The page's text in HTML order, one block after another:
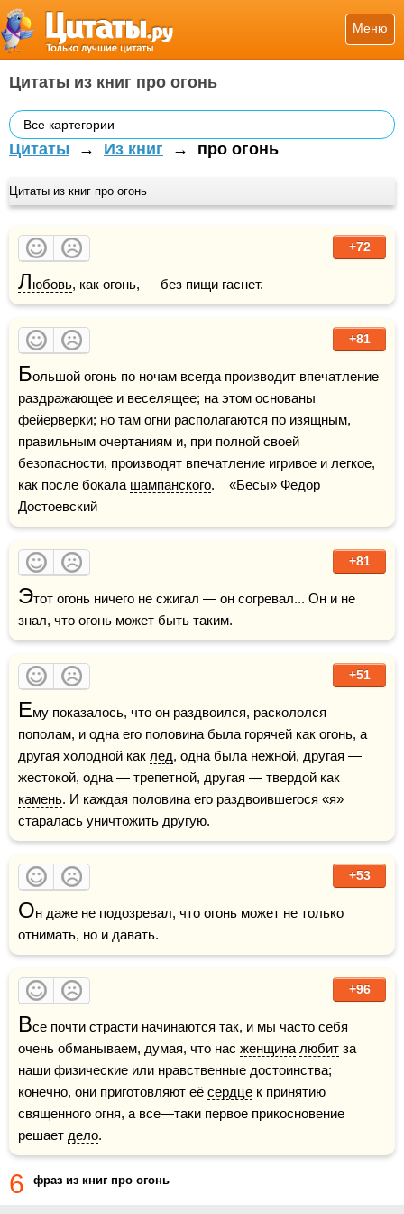
Меню
Цитаты из книг про огонь
Все картегории
Цитаты → Из книг → про огонь
Цитаты из книг про огонь
+72
Любовь, как огонь, — без пищи гаснет.
+81
Большой огонь по ночам всегда производит впечатление
раздражающее и веселящее; на этом основаны
фейерверки; но там огни располагаются по изящным,
правильным очертаниям и, при полной своей
безопасности, производят впечатление игривое и легкое,
как после бокала шампанского.    «Бесы» Федор
Достоевский
+81
Этот огонь ничего не сжигал — он согревал... Он и не
знал, что огонь может быть таким.
+51
Ему показалось, что он раздвоился, раскололся
пополам, и одна его половина была горячей как огонь, а
другая холодной как лед, одна была нежной, другая —
камень. И каждая половина его раздвоившегося «я»
старалась уничтожить другую.
+53
Он даже не подозревал, что огонь может не только
отнимать, но и давать.
+96
Все почти страсти начинаются так, и мы часто себя
очень обманываем, думая, что нас женщина любит за
наши физические или нравственные достоинства;
конечно, они приготовляют её сердце к принятию
священного огня, а все—таки первое прикосновение
решает дело.
6 фраз из книг про огонь